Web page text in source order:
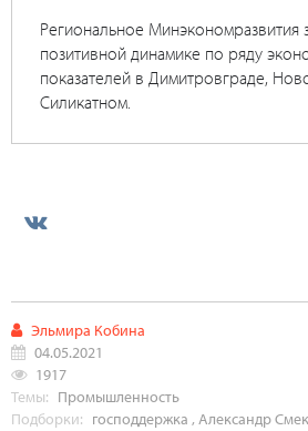
Региональное Минэкономразвития
позитивной динамике по ряду
показателей в Димитровграде,
Силикатном.
Эльмира Кобина
04.05.2021
1917
Темы: Промышленность
Подборки: господдержка ,Александр